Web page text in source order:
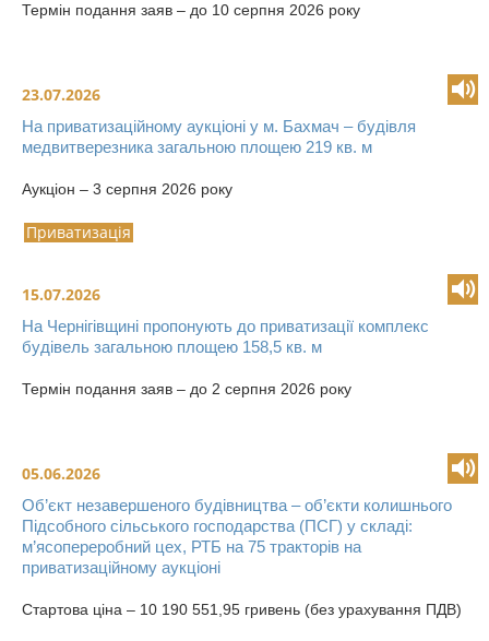
Термін подання заяв – до 10 серпня 2026 року
23.07.2026
На приватизаційному аукціоні у м. Бахмач – будівля
медвитверезника загальною площею 219 кв. м
Аукціон – 3 серпня 2026 року
Приватизація
15.07.2026
На Чернігівщині пропонують до приватизації комплекс
будівель загальною площею 158,5 кв. м
Термін подання заяв – до 2 серпня 2026 року
05.06.2026
Об’єкт незавершеного будівництва – об’єкти колишнього
Підсобного сільського господарства (ПСГ) у складі:
м’ясопереробний цех, РТБ на 75 тракторів на
приватизаційному аукціоні
Стартова ціна – 10 190 551,95 гривень (без урахування ПДВ)